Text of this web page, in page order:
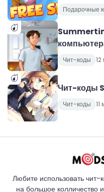
Подарочные
Чит-коды 12
Чит-коды
Чит-коды 11
Любите использовать
на большое колличество